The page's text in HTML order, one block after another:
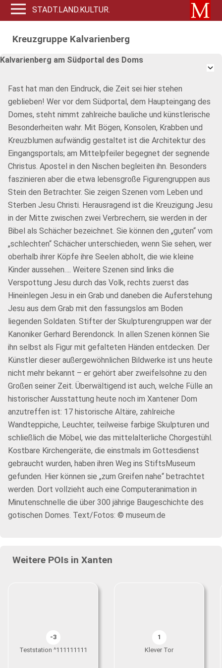
STADT.LAND.KULTUR.
Kreuzgruppe Kalvarienberg
Kalvarienberg am Südportal des Doms
Fast hat man den Eindruck, die Zeit sei hier stehen
geblieben! Wer vor dem Südportal, dem Haupteingang des
Domes, steht nimmt zahlreiche bauliche und künstlerische
Besonderheiten wahr. Mit Bögen, Konsolen, Krabben und
Kreuzblumen aufwändig gestaltet ist die Architektur des
Eingangsportals; am Mittelpfeiler begegnet der segnende
Christus. Apostel in den Nischen begleiten ihn. Besonders
faszinieren aber die etwa lebensgroße Figurengruppen aus
Stein den Betrachter. Sie zeigen Szenen vom Leben und
Sterben Jesu Christi. Herausragend ist die Kreuzigung Jesu
in der Mitte zwischen zwei Verbrechern, sie werden in der
Bibel als Schächer bezeichnet. Sie können den „guten“ vom
„schlechten“ Schächer unterschieden, wenn Sie sehen, wer
oberhalb ihrer Köpfe ihre Seelen abholt, die wie kleine
Kinder aussehen…. Weitere Szenen sind links die
Verspottung Jesu durch das Volk, rechts zuerst das
Hineinlegen Jesu in ein Grab und daneben die Auferstehung
Jesu aus dem Grab mit den fassungslos am Boden
liegenden Soldaten. Stifter der Skulpturengruppen war der
Kanoniker Gerhard Berendonck. In allen Szenen können Sie
ihn selbst als Figur mit gefalteten Händen entdecken. Der
Künstler dieser außergewöhnlichen Bildwerke ist uns heute
nicht mehr bekannt – er gehört aber zweifelsohne zu den
Großen seiner Zeit. Überwältigend ist auch, welche Fülle an
historischer Ausstattung heute noch im Xantener Dom
anzutreffen ist: 17 historische Altäre, zahlreiche
Wandteppiche, Leuchter, teilweise farbige Skulpturen und
schließlich die Möbel, wie das mittelalterliche Chorgestühl.
Kostbare Kirchengeräte, die einstmals im Gottesdienst
gebraucht wurden, haben ihren Weg ins StiftsMuseum
gefunden. Hier können sie „zum Greifen nahe“ betrachtet
werden. Dort vollzieht auch eine Computeranimation in
Minutenschnelle die über 300 jährige Baugeschichte des
gotischen Domes. Text/Fotos: © museum.de
Weitere POIs in Xanten
-3
Teststation ^111111111
1
Klever Tor